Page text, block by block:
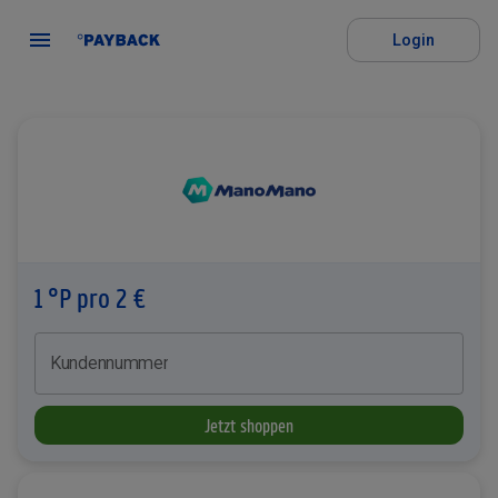
Login
1 °P pro 2 €
Kundennummer
Jetzt shoppen